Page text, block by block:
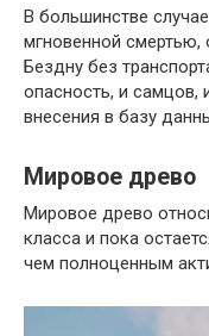
В большинстве
мгновенной смертью,
Бездну без
опасность, и самцов,
внесения в базу
Мировое древо
Мировое древо
класса и пока
чем полноценным